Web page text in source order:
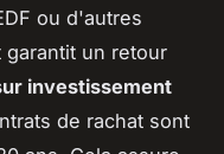
ou d'autres
un retour
investissement
de rachat sont